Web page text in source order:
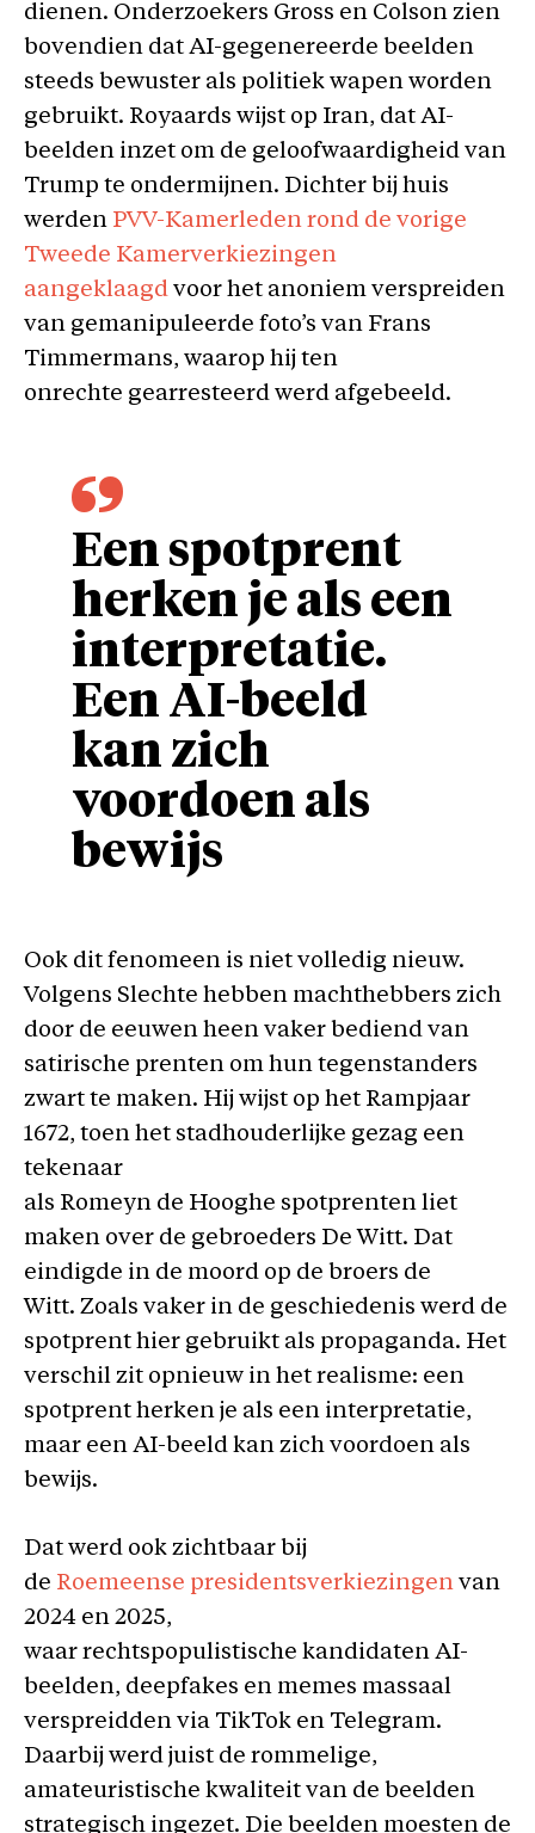
dienen. Onderzoekers Gross en Colson zien
bovendien dat AI-gegenereerde beelden
steeds bewuster als politiek wapen worden
gebruikt. Royaards wijst op Iran, dat AI-
beelden inzet om de geloofwaardigheid van
Trump te ondermijnen. Dichter bij huis
werden PVV-Kamerleden rond de vorige
Tweede Kamerverkiezingen
aangeklaagd voor het anoniem verspreiden
van gemanipuleerde foto’s van Frans
Timmermans, waarop hij ten
onrechte gearresteerd werd afgebeeld.
Een spotprent
herken je als een
interpretatie.
Een AI-beeld
kan zich
voordoen als
bewijs
Ook dit fenomeen is niet volledig nieuw.
Volgens Slechte hebben machthebbers zich
door de eeuwen heen vaker bediend van
satirische prenten om hun tegenstanders
zwart te maken. Hij wijst op het Rampjaar
1672, toen het stadhouderlijke gezag een
tekenaar
als Romeyn de Hooghe spotprenten liet
maken over de gebroeders De Witt. Dat
eindigde in de moord op de broers de
Witt. Zoals vaker in de geschiedenis werd de
spotprent hier gebruikt als propaganda. Het
verschil zit opnieuw in het realisme: een
spotprent herken je als een interpretatie,
maar een AI-beeld kan zich voordoen als
bewijs.
Dat werd ook zichtbaar bij
de Roemeense presidentsverkiezingen van
2024 en 2025,
waar rechtspopulistische kandidaten AI-
beelden, deepfakes en memes massaal
verspreidden via TikTok en Telegram.
Daarbij werd juist de rommelige,
amateuristische kwaliteit van de beelden
strategisch ingezet. Die beelden moesten de